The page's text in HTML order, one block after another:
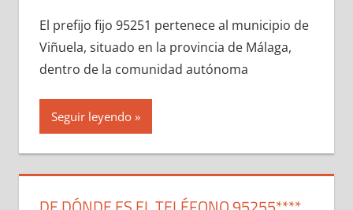
El prefijo fijo 95251 pertenece al municipio dе
Viñuela, situado en la provincia dе Málaga,
dentro dе la comunidad autónoma
Seguir leyendo